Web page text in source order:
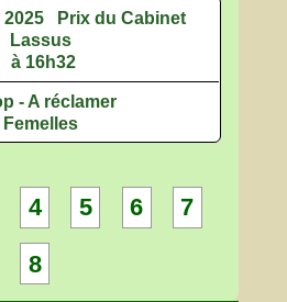
Prix du Cabinet
Lassus
à 16h32
- A réclamer
Femelles
4 5 6 7
8